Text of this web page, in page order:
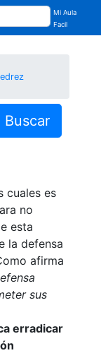
Mi Aula
Facil
Buscar
cuales es
no
esta
la defensa
afirma
sus
erradicar